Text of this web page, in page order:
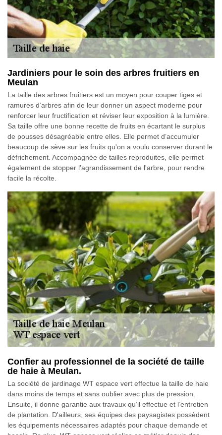
Jardiniers pour le soin des arbres fruitiers en
Meulan
La taille des arbres fruitiers est un moyen pour couper tiges et
ramures d’arbres afin de leur donner un aspect moderne pour
renforcer leur fructification et réviser leur exposition à la lumière.
Sa taille offre une bonne recette de fruits en écartant le surplus
de pousses désagréable entre elles. Elle permet d’accumuler
beaucoup de sève sur les fruits qu'on a voulu conserver durant le
défrichement. Accompagnée de tailles reproduites, elle permet
également de stopper l’agrandissement de l'arbre, pour rendre
facile la récolte.
Confier au professionnel de la société de taille
de haie à Meulan.
La société de jardinage WT espace vert effectue la taille de haie
dans moins de temps et sans oublier avec plus de pression.
Ensuite, il donne garantie aux travaux qu’il effectue et l’entretien
de plantation. D'ailleurs, ses équipes des paysagistes possèdent
les équipements nécessaires adaptés pour chaque demande et